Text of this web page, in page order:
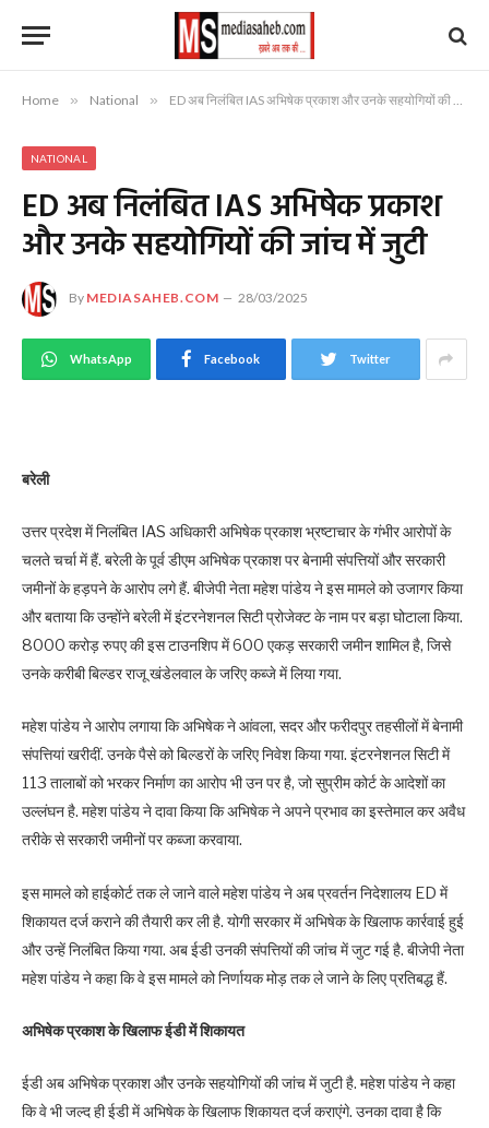
Home » National » ED अब निलंबित IAS अभिषेक प्रकाश और उनके सहयोगियों की जांच में जुटी
NATIONAL
ED अब निलंबित IAS अभिषेक प्रकाश
और उनके सहयोगियों की जांच में जुटी
By MEDIASAHEB.COM 28/03/2025
WhatsApp Facebook Twitter
बरेली
उत्तर प्रदेश में निलंबित IAS अधिकारी अभिषेक प्रकाश भ्रष्टाचार के गंभीर आरोपों के
चलते चर्चा में हैं. बरेली के पूर्व डीएम अभिषेक प्रकाश पर बेनामी संपत्तियों और सरकारी
जमीनों के हड़पने के आरोप लगे हैं. बीजेपी नेता महेश पांडेय ने इस मामले को उजागर किया
और बताया कि उन्होंने बरेली में इंटरनेशनल सिटी प्रोजेक्ट के नाम पर बड़ा घोटाला किया.
8000 करोड़ रुपए की इस टाउनशिप में 600 एकड़ सरकारी जमीन शामिल है, जिसे
उनके करीबी बिल्डर राजू खंडेलवाल के जरिए कब्जे में लिया गया.
महेश पांडेय ने आरोप लगाया कि अभिषेक ने आंवला, सदर और फरीदपुर तहसीलों में बेनामी
संपत्तियां खरीदीं. उनके पैसे को बिल्डरों के जरिए निवेश किया गया. इंटरनेशनल सिटी में
113 तालाबों को भरकर निर्माण का आरोप भी उन पर है, जो सुप्रीम कोर्ट के आदेशों का
उल्लंघन है. महेश पांडेय ने दावा किया कि अभिषेक ने अपने प्रभाव का इस्तेमाल कर अवैध
तरीके से सरकारी जमीनों पर कब्जा करवाया.
इस मामले को हाईकोर्ट तक ले जाने वाले महेश पांडेय ने अब प्रवर्तन निदेशालय ED में
शिकायत दर्ज कराने की तैयारी कर ली है. योगी सरकार में अभिषेक के खिलाफ कार्रवाई हुई
और उन्हें निलंबित किया गया. अब ईडी उनकी संपत्तियों की जांच में जुट गई है. बीजेपी नेता
महेश पांडेय ने कहा कि वे इस मामले को निर्णायक मोड़ तक ले जाने के लिए प्रतिबद्ध हैं.
अभिषेक प्रकाश के खिलाफ ईडी में शिकायत
ईडी अब अभिषेक प्रकाश और उनके सहयोगियों की जांच में जुटी है. महेश पांडेय ने कहा
कि वे भी जल्द ही ईडी में अभिषेक के खिलाफ शिकायत दर्ज कराएंगे. उनका दावा है कि